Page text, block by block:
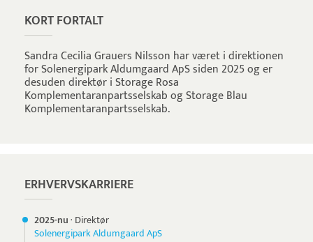
KORT FORTALT
Sandra Cecilia Grauers Nilsson har været i direktionen
for Solenergipark Aldumgaard ApS siden 2025 og er
desuden direktør i Storage Rosa
Komplementaranpartsselskab og Storage Blau
Komplementaranpartsselskab.
ERHVERVSKARRIERE
2025-nu· Direktør
Solenergipark Aldumgaard ApS